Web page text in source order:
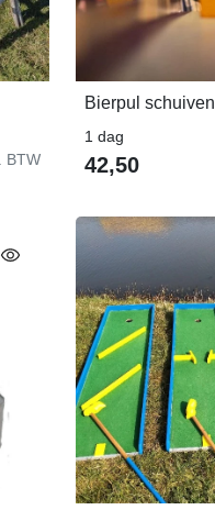
BTW
Bierpul schuiven
1 dag
42,50